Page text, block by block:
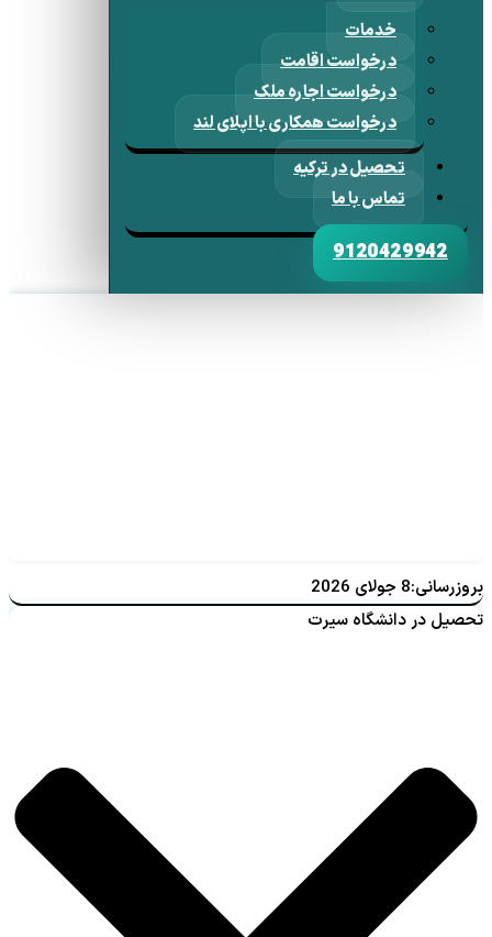
خدمات
درخواست اقامت
درخواست اجاره ملک
درخواست همکاری با اپلای لند
تحصیل در ترکیه
تماس با ما
9120429942
بروزرسانی:8 جولای 2026
تحصیل در دانشگاه سیرت